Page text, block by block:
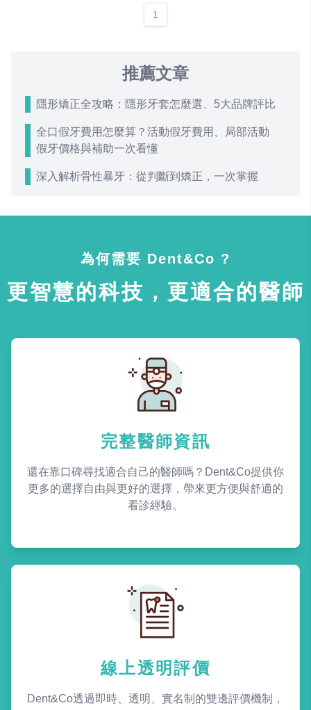
1
推薦文章
隱形矯正全攻略：隱形牙套怎麼選、5大品牌評比
全口假牙費用怎麼算？活動假牙費用、局部活動
假牙價格與補助一次看懂
深入解析骨性暴牙：從判斷到矯正，一次掌握
為何需要 Dent&Co ?
更智慧的科技，更適合的醫師
完整醫師資訊
還在靠口碑尋找適合自己的醫師嗎？Dent&Co提供你
更多的選擇自由與更好的選擇，帶來更方便與舒適的
看診經驗。
線上透明評價
Dent&Co透過即時、透明、實名制的雙邊評價機制，